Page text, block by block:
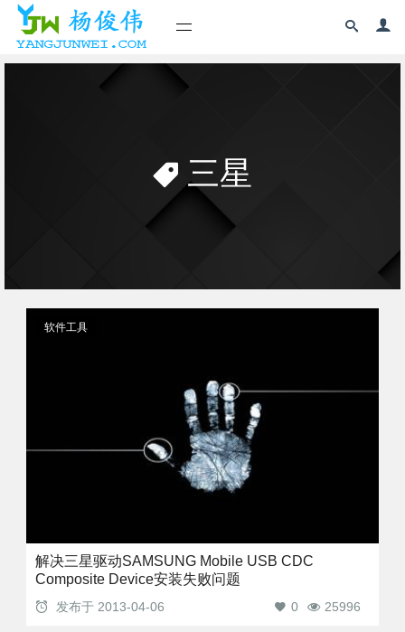
三星
软件工具
解决三星驱动SAMSUNG Mobile USB CDC
Composite Device安装失败问题
发布于 2013-04-06 25996
0